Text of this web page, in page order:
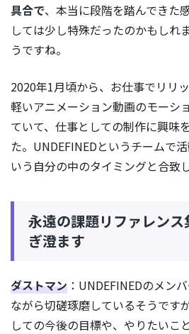
具合で、本当に段階を踏んできた
しては少し特殊だったのかもし
うですね。
2020年1月頃から、お仕事でリリ
軽いアニメーション動画のモーシ
ていて、仕事としての制作に興味
た。UNDEFINEDというチームで
いう自分の中のタイミングと合致
永遠の課題リファレン
ぎ澄ます
ダストマン ：UNDEFINEDのメン
ながら切磋琢磨しているそうです
しての今後の目標や、やりたいこ